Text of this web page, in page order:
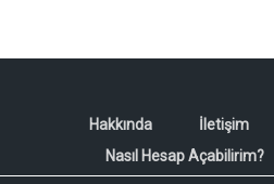
Hakkında İletişim
Nasıl Hesap Açabilirim?